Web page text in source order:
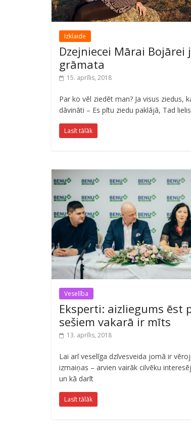
Izklaide
Dzejniecei Mārai Bojārei
grāmata
15. aprīlis, 2018
Par ko vēl ziedēt man? Ja visus ziedus,
dāvināti – Es pītu ziedu paklājā, Tad
Lasīt tālāk
Veselība
Eksperti: aizliegums ēst
sešiem vakarā ir mīts
13. aprīlis, 2018
Lai arī veselīga dzīvesveida jomā ir
izmaiņas – arvien vairāk cilvēku
un kā darīt
Lasīt tālāk